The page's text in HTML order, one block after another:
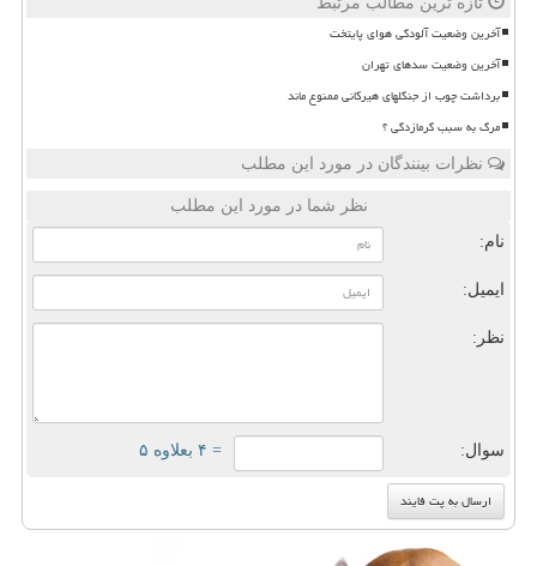
آخرین وضعیت آلودگی هوای پایتخت
آخرین وضعیت سدهای تهران
برداشت چوب از جنگلهای هیرکانی ممنوع ماند
مرگ به سبب گرمازدگی ؟
نظرات بینندگان در مورد این مطلب
نظر شما در مورد این مطلب
نام:
ایمیل:
نظر:
سوال: = ۴ بعلاوه ۵